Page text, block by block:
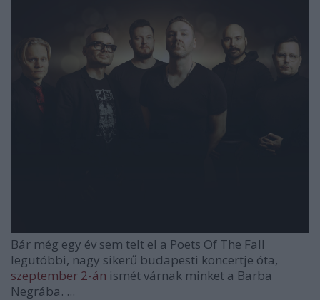
Bár még egy év sem telt el a Poets Of The Fall
legutóbbi, nagy sikerű budapesti koncertje óta,
szeptember 2-án ismét várnak minket a Barba
Negrába. ...